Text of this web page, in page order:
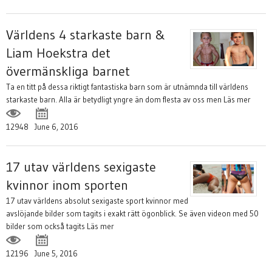
Världens 4 starkaste barn &
Liam Hoekstra det
övermänskliga barnet
Ta en titt på dessa riktigt fantastiska barn som är utnämnda till världens
starkaste barn. Alla är betydligt yngre än dom flesta av oss men Läs mer
12948 June 6, 2016
17 utav världens sexigaste
kvinnor inom sporten
17 utav världens absolut sexigaste sport kvinnor med
avslöjande bilder som tagits i exakt rätt ögonblick. Se även videon med 50
bilder som också tagits Läs mer
12196 June 5, 2016